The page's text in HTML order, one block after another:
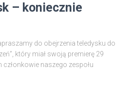
– koniecznie
do obejrzenia teledysku do
który miał swoją premierę 29
naszego zespołu